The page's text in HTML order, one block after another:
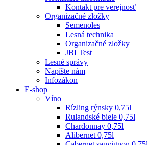
Kontakt pre verejnosť
Organizačné zložky
Semenoles
Lesná technika
Organizačné zložky
JBI Test
Lesné správy
Napíšte nám
Infozákon
E-shop
Víno
Rízling rýnsky 0,75l
Rulandské biele 0,75l
Chardonnay 0,75l
Alibernet 0,75l